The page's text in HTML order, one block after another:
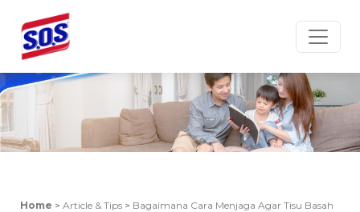
Home > Article & Tips > Bagaimana Cara Menjaga Agar Tisu Basah